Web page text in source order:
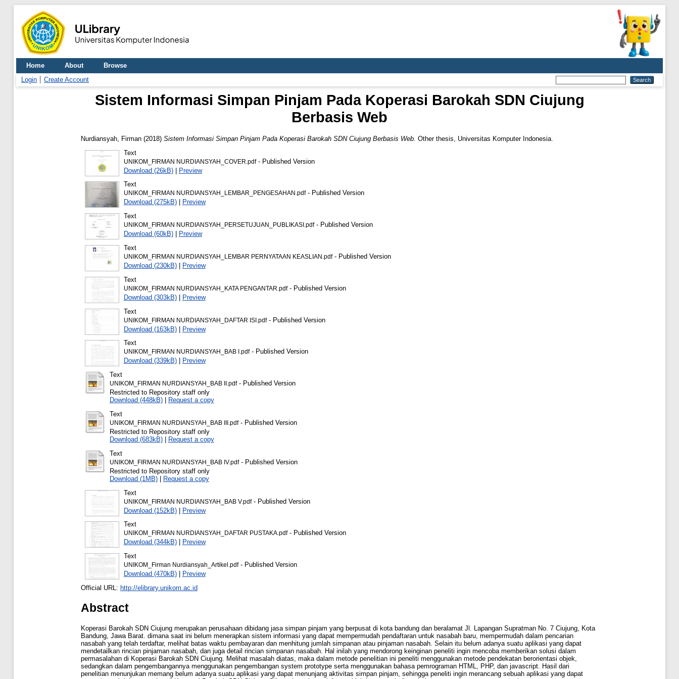
Home About
Browse
Login
Create Account
Sistem Informasi Simpan Pinjam Pada Koperasi Barokah SDN Ciujung
Berbasis Web
Nurdiansyah, Firman (2018) Sistem Informasi Simpan Pinjam Pada Koperasi Barokah SDN Ciujung Berbasis Web. Other thesis, Universitas Komputer Indonesia.
Text
UNIKOM_FIRMAN NURDIANSYAH_COVER.pdf- Published Version
Download (26kB)| Preview
Text
UNIKOM_FIRMAN NURDIANSYAH_LEMBAR_PENGESAHAN.pdf- Published Version
Download (275kB)|
Preview
Text
UNIKOM_FIRMAN NURDIANSYAH_PERSETUJUAN_PUBLIKASI.pdf- Published Version
Download (60kB)|
Preview
Text
UNIKOM_FIRMAN NURDIANSYAH_LEMBAR PERNYATAAN KEASLIAN.pdf- Published Version
Download (230kB)|
Preview
Text
UNIKOM_FIRMAN NURDIANSYAH_KATA PENGANTAR.pdf- Published Version
Download (303kB)|
Preview
Text
UNIKOM_FIRMAN NURDIANSYAH_DAFTAR ISI.pdf- Published Version
Download (163kB)| Preview
Text
UNIKOM_FIRMAN NURDIANSYAH_BAB I.pdf- Published Version
Download (339kB)|
Preview
Text
UNIKOM_FIRMAN NURDIANSYAH_BAB II.pdf- Published Version
Restricted to Repository staff only
Download (448kB)|
Request a copy
Text
UNIKOM_FIRMAN NURDIANSYAH_BAB III.pdf- Published Version
Restricted to Repository staff only
Download (683kB)|
Request a copy
Text
UNIKOM_FIRMAN NURDIANSYAH_BAB IV.pdf- Published Version
Restricted to Repository staff only
Download (1MB)|
Request a copy
Text
UNIKOM_FIRMAN NURDIANSYAH_BAB V.pdf- Published Version
Download (152kB)| Preview
Text
UNIKOM_FIRMAN NURDIANSYAH_DAFTAR PUSTAKA.pdf- Published Version
Download (344kB)|
Preview
Text
UNIKOM_Firman Nurdiansyah_Artikel.pdf- Published Version
Download (470kB)|
Preview
Official URL: http://elibrary.unikom.ac.id
Abstract
Koperasi Barokah SDN Ciujung merupakan perusahaan dibidang jasa simpan pinjam yang berpusat di kota bandung dan beralamat Jl. Lapangan Supratman No. 7 Ciujung, Kota
Bandung, Jawa Barat. dimana saat ini belum menerapkan sistem informasi yang dapat mempermudah pendaftaran untuk nasabah baru, mempermudah dalam pencarian
nasabah yang telah terdaftar, melihat batas waktu pembayaran dan menhitung jumlah simpanan atau pinjaman nasabah. Selain itu belum adanya suatu aplikasi yang dapat
mendetailkan rincian pinjaman nasabah, dan juga detail rincian simpanan nasabah. Hal inilah yang mendorong keinginan peneliti ingin mencoba memberikan solusi dalam
permasalahan di Koperasi Barokah SDN Ciujung. Melihat masalah diatas, maka dalam metode penelitian ini peneliti menggunakan metode pendekatan berorientasi objek,
sedangkan dalam pengembangannya menggunakan pengembangan system prototype serta menggunakan bahasa pemrograman HTML, PHP, dan javascript. Hasil dari
penelitian menunjukan memang belum adanya suatu aplikasi yang dapat menunjang aktivitas simpan pinjam, sehingga peneliti ingin merancang sebuah aplikasi yang dapat